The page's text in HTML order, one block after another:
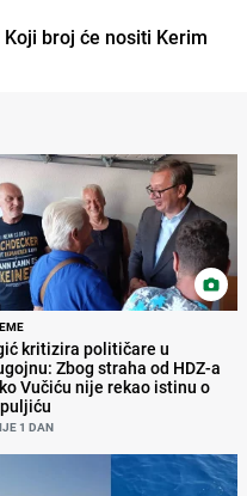
broj će nositi Kerim
kritizira političare u
Zbog straha od HDZ-a
Vučiću nije rekao istinu o
1 DAN